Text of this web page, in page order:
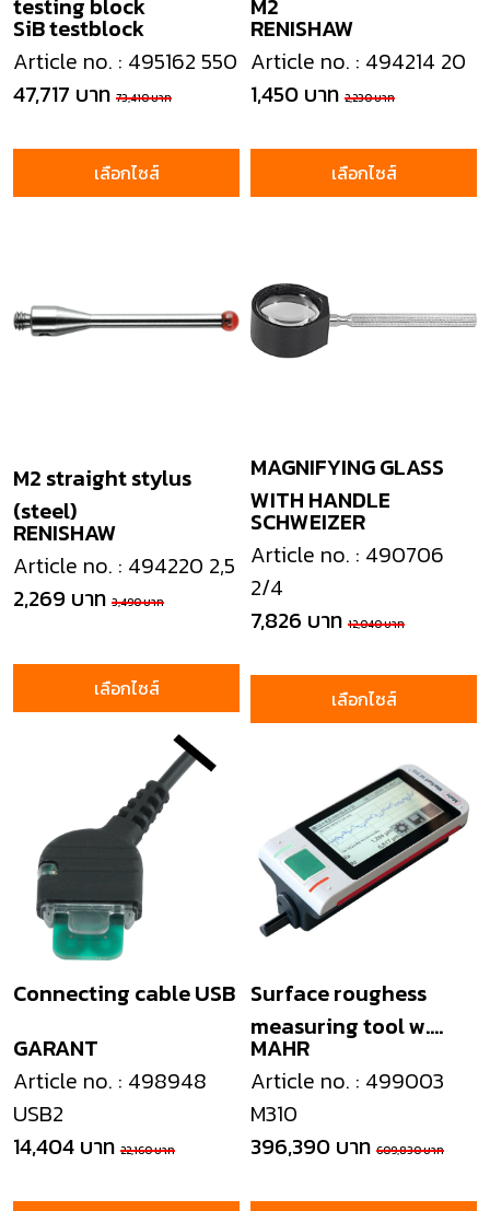
SiB testblock
testing block
Article no. : 495162 550
47,717 บาท 73,410 บาท
เลือกไซส์
RENISHAW
M2
Article no. : 494214 20
1,450 บาท 2,230 บาท
เลือกไซส์
RENISHAW
M2 straight stylus
(steel)
Article no. : 494220 2,5
2,269 บาท 3,490 บาท
เลือกไซส์
SCHWEIZER
MAGNIFYING GLASS
WITH HANDLE
Article no. : 490706
2/4
7,826 บาท 12,040 บาท
เลือกไซส์
GARANT
Connecting cable USB
Article no. : 498948
USB2
14,404 บาท 22,160 บาท
MAHR
Surface roughess
measuring tool w.
print
Article no. : 499003
M310
396,390 บาท 609,830 บาท